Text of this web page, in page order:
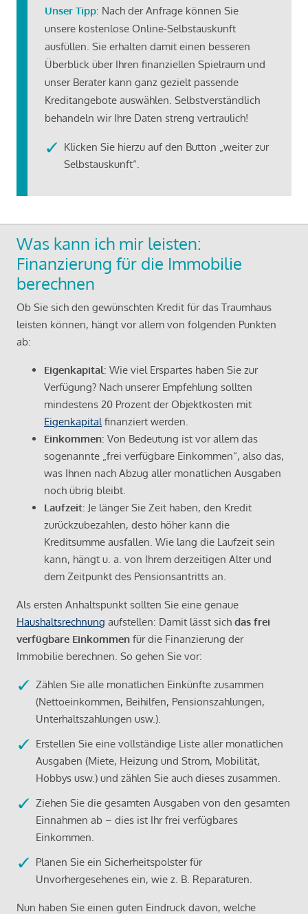
Unser Tipp: Nach der Anfrage können Sie
unsere kostenlose Online-Selbstauskunft
ausfüllen. Sie erhalten damit einen besseren
Überblick über Ihren finanziellen Spielraum und
unser Berater kann ganz gezielt passende
Kreditangebote auswählen. Selbstverständlich
behandeln wir Ihre Daten streng vertraulich!
Klicken Sie hierzu auf den Button „weiter zur
Selbstauskunft“.
Was kann ich mir leisten:
Finanzierung für die Immobilie
berechnen
Ob Sie sich den gewünschten Kredit für das Traumhaus
leisten können, hängt vor allem von folgenden Punkten
ab:
Eigenkapital: Wie viel Erspartes haben Sie zur
Verfügung? Nach unserer Empfehlung sollten
mindestens 20 Prozent der Objektkosten mit
Eigenkapital finanziert werden.
Einkommen: Von Bedeutung ist vor allem das
sogenannte „frei verfügbare Einkommen“, also das,
was Ihnen nach Abzug aller monatlichen Ausgaben
noch übrig bleibt.
Laufzeit: Je länger Sie Zeit haben, den Kredit
zurückzubezahlen, desto höher kann die
Kreditsumme ausfallen. Wie lang die Laufzeit sein
kann, hängt u. a. von Ihrem derzeitigen Alter und
dem Zeitpunkt des Pensionsantritts an.
Als ersten Anhaltspunkt sollten Sie eine genaue
Haushaltsrechnung aufstellen: Damit lässt sich das frei
verfügbare Einkommen für die Finanzierung der
Immobilie berechnen. So gehen Sie vor:
Zählen Sie alle monatlichen Einkünfte zusammen
(Nettoeinkommen, Beihilfen, Pensionszahlungen,
Unterhaltszahlungen usw.).
Erstellen Sie eine vollständige Liste aller monatlichen
Ausgaben (Miete, Heizung und Strom, Mobilität,
Hobbys usw.) und zählen Sie auch dieses zusammen.
Ziehen Sie die gesamten Ausgaben von den gesamten
Einnahmen ab – dies ist Ihr frei verfügbares
Einkommen.
Planen Sie ein Sicherheitspolster für
Unvorhergesehenes ein, wie z. B. Reparaturen.
Nun haben Sie einen guten Eindruck davon, welche